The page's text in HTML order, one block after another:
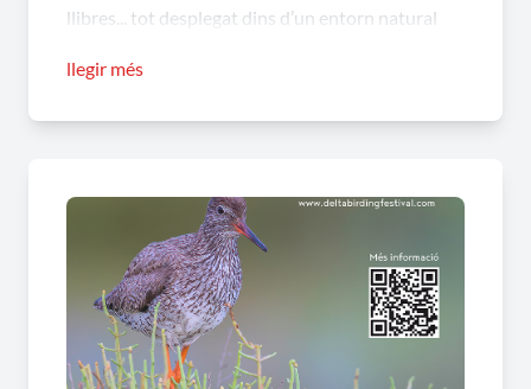
llibres... tot desplegat dins d’un entorn natural
Fira especialitzada amb expositors d’òptica,
Trabucador, on es poden observar aus com
flamencs, aus limícoles i ocells d’aigua dolça en un
paisatge únic.
Tallers familiars perquè tothom aprengui i s’ho
passi bé: des de tallers de plomes fins a jocs com
“Bird’s Bimbo” o observació científica de
llegir més